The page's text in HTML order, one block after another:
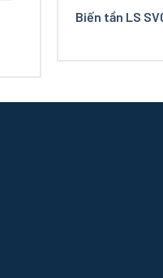
Biến tần LS